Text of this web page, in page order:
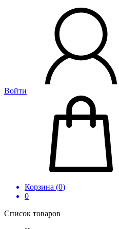
Войти
Корзина (0)
0
Список товаров